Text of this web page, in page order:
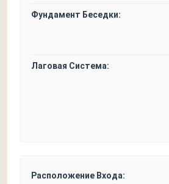
Фундамент Беседки:
Лаговая Система:
Расположение Входа: